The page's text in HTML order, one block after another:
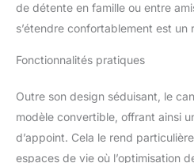
de détente en famille ou entre
s’étendre confortablement est
Fonctionnalités pratiques
Outre son design séduisant, le
modèle convertible, offrant ainsi
d’appoint. Cela le rend
espaces de vie où l’optimisation